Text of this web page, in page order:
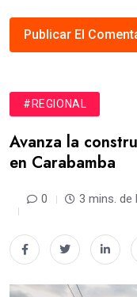
#REGIONAL
Avanza la
en Carabamba
0 3 mins. de